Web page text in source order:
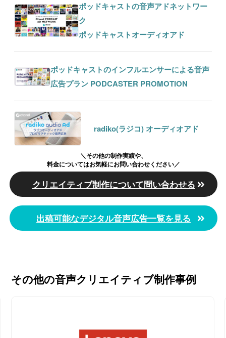
ポッドキャストの音声アドネットワー
ク
ポッドキャストオーディオアド
ポッドキャストのインフルエンサーによる音声
広告プラン PODCASTER PROMOTION
radiko(ラジコ) オーディオアド
＼その他の制作実績や、
料金についてはお気軽にお問い合わせください／
クリエイティブ制作について問い合わせる
出稿可能なデジタル音声広告一覧を見る
その他の音声クリエイティブ制作事例